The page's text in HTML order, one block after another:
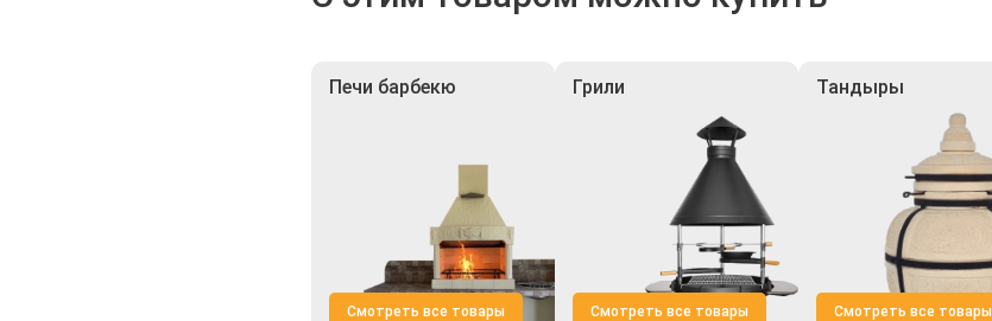
Печи барбекю
Смотреть все товары
Грили
Смотреть все товары
Тандыры
Смотреть все товары